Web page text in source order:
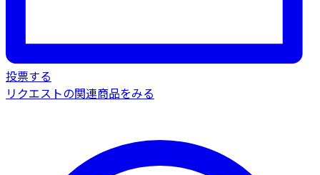
投票する
リクエストの関連商品をみる